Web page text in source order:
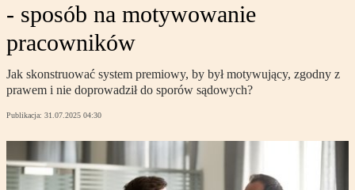
- sposób na motywowanie
pracowników
Jak skonstruować system premiowy, by był motywujący, zgodny z
prawem i nie doprowadził do sporów sądowych?
Publikacja: 31.07.2025 04:30